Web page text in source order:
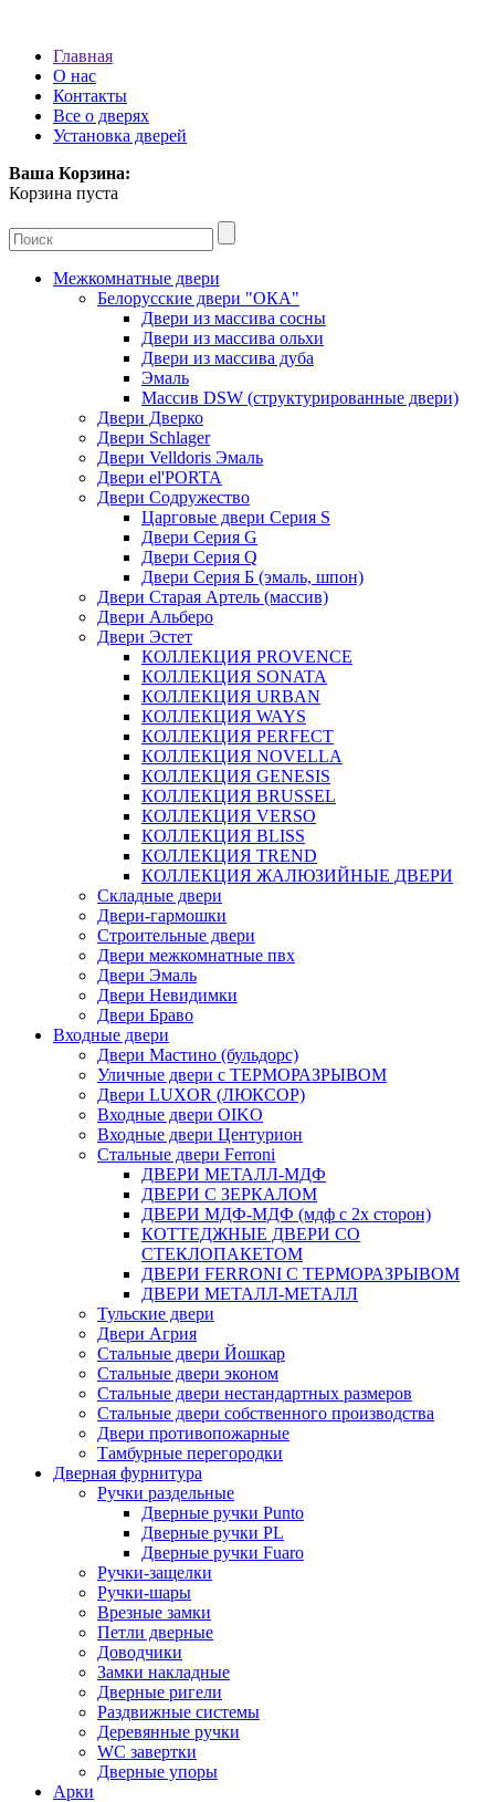
Главная
О нас
Контакты
Все о дверях
Установка дверей
Ваша Корзина:
Корзина пуста
Межкомнатные двери
Белорусские двери "ОКА"
Двери из массива сосны
Двери из массива ольхи
Двери из массива дуба
Эмаль
Массив DSW (cтруктурированные двери)
Двери Дверко
Двери Schlager
Двери Velldoris Эмаль
Двери el'PORTA
Двери Содружество
Царговые двери Cерия S
Двери Серия G
Двери Серия Q
Двери Серия Б (эмаль, шпон)
Двери Старая Артель (массив)
Двери Альберо
Двери Эстет
КОЛЛЕКЦИЯ PROVENCE
КОЛЛЕКЦИЯ SONATA
КОЛЛЕКЦИЯ URBAN
КОЛЛЕКЦИЯ WAYS
КОЛЛЕКЦИЯ PERFECT
КОЛЛЕКЦИЯ NOVELLA
КОЛЛЕКЦИЯ GENESIS
КОЛЛЕКЦИЯ BRUSSEL
КОЛЛЕКЦИЯ VERSO
КОЛЛЕКЦИЯ BLISS
КОЛЛЕКЦИЯ TREND
КОЛЛЕКЦИЯ ЖАЛЮЗИЙНЫЕ ДВЕРИ
Складные двери
Двери-гармошки
Строительные двери
Двери межкомнатные пвх
Двери Эмаль
Двери Невидимки
Двери Браво
Входные двери
Двери Мастино (бульдорс)
Уличные двери с ТЕРМОРАЗРЫВОМ
Двери LUXOR (ЛЮКСОР)
Входные двери OIKO
Входные двери Центурион
Стальные двери Ferroni
ДВЕРИ МЕТАЛЛ-МДФ
ДВЕРИ С ЗЕРКАЛОМ
ДВЕРИ МДФ-МДФ (мдф с 2х сторон)
КОТТЕДЖНЫЕ ДВЕРИ СО
СТЕКЛОПАКЕТОМ
ДВЕРИ FERRONI С ТЕРМОРАЗРЫВОМ
ДВЕРИ МЕТАЛЛ-МЕТАЛЛ
Тульские двери
Двери Агрия
Стальные двери Йошкар
Стальные двери эконом
Стальные двери нестандартных размеров
Стальные двери собственного производства
Двери противопожарные
Тамбурные перегородки
Дверная фурнитура
Ручки раздельные
Дверные ручки Punto
Дверные ручки PL
Дверные ручки Fuaro
Ручки-защелки
Ручки-шары
Врезные замки
Петли дверные
Доводчики
Замки накладные
Дверные ригели
Раздвижные системы
Деревянные ручки
WC завертки
Дверные упоры
Арки